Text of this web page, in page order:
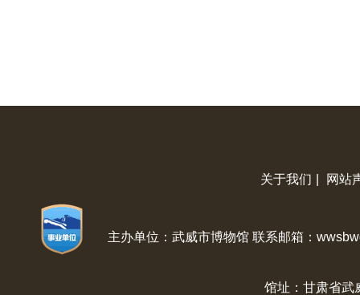
关于我们 网站
主办单位：武威市博物馆 联系邮箱：
馆址：甘肃省武